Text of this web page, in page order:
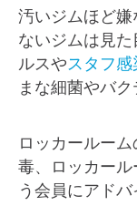
汚いジムほど
ないジムは見
ルスやスタフ
まな細菌やバク
ロッカールー
毒、ロッカー
う会員にアド